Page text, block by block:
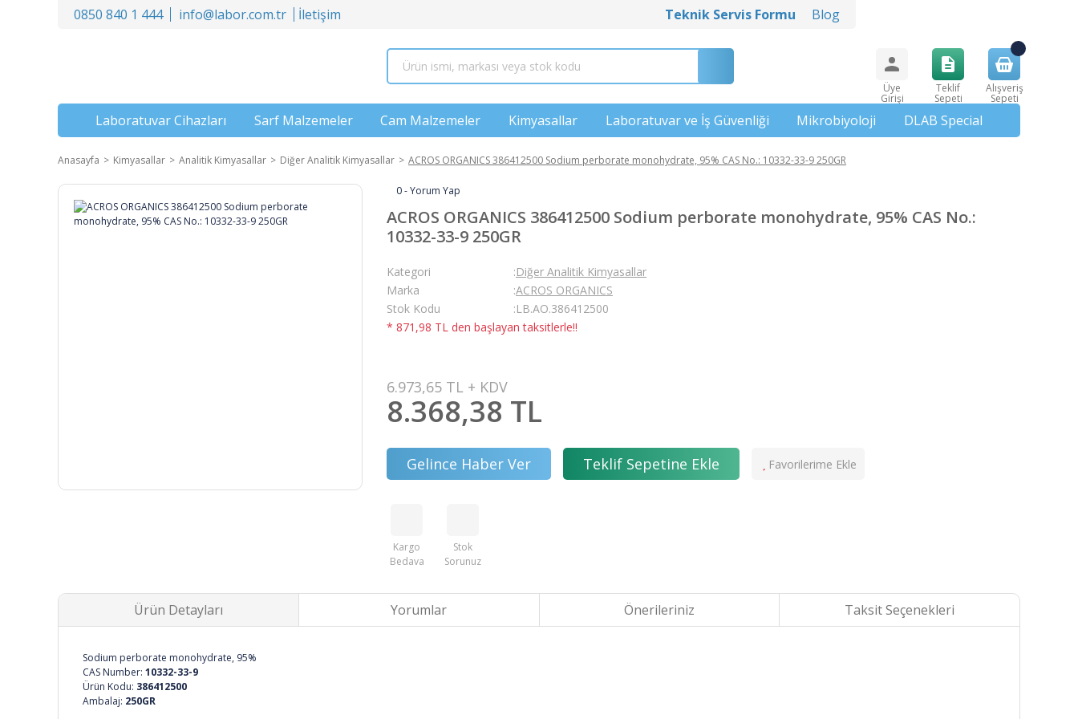
0850 840 1 444 info@labor.com.tr İletişim Teknik Servis Formu Blog
Üye
Girişi
Teklif
Sepeti
Alışveriş
Sepeti
Laboratuvar Cihazları Sarf Malzemeler Cam Malzemeler Kimyasallar Laboratuvar ve İş Güvenliği Mikrobiyoloji DLAB Special
Anasayfa Kimyasallar Analitik Kimyasallar Diğer Analitik Kimyasallar ACROS ORGANICS 386412500 Sodium perborate monohydrate, 95% CAS No.: 10332-33-9 250GR
0 - Yorum Yap
ACROS ORGANICS 386412500 Sodium perborate monohydrate, 95% CAS No.:
10332-33-9 250GR
Kategori
Diğer Analitik Kimyasallar
Marka
ACROS ORGANICS
Stok Kodu
LB.AO.386412500
* 871,98 TL den başlayan taksitlerle!!
6.973,65 TL + KDV
8.368,38 TL
Gelince Haber Ver Teklif Sepetine Ekle
Kargo
Bedava
Stok
Sorunuz
Ürün Detayları Yorumlar Önerileriniz Taksit Seçenekleri
Sodium perborate monohydrate, 95%
CAS Number: 10332-33-9
Ürün Kodu: 386412500
Ambalaj: 250GR